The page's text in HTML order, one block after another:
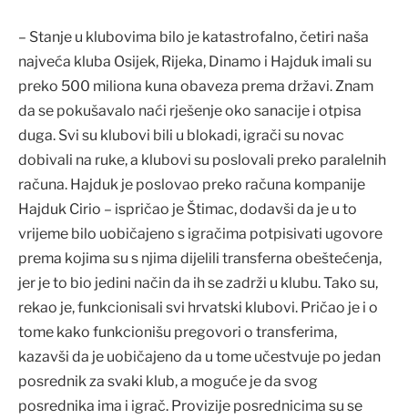
– Stanje u klubovima bilo je katastrofalno, četiri naša
najveća kluba Osijek, Rijeka, Dinamo i Hajduk imali su
preko 500 miliona kuna obaveza prema državi. Znam
da se pokušavalo naći rješenje oko sanacije i otpisa
duga. Svi su klubovi bili u blokadi, igrači su novac
dobivali na ruke, a klubovi su poslovali preko paralelnih
računa. Hajduk je poslovao preko računa kompanije
Hajduk Cirio – ispričao je Štimac, dodavši da je u to
vrijeme bilo uobičajeno s igračima potpisivati ugovore
prema kojima su s njima dijelili transferna obeštećenja,
jer je to bio jedini način da ih se zadrži u klubu. Tako su,
rekao je, funkcionisali svi hrvatski klubovi. Pričao je i o
tome kako funkcionišu pregovori o transferima,
kazavši da je uobičajeno da u tome učestvuje po jedan
posrednik za svaki klub, a moguće je da svog
posrednika ima i igrač. Provizije posrednicima su se